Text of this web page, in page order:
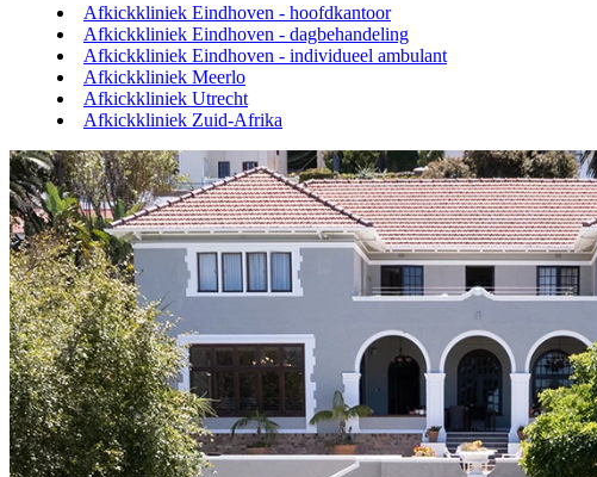
Afkickkliniek Eindhoven - hoofdkantoor
Afkickkliniek Eindhoven - dagbehandeling
Afkickkliniek Eindhoven - individueel ambulant
Afkickkliniek Meerlo
Afkickkliniek Utrecht
Afkickkliniek Zuid-Afrika